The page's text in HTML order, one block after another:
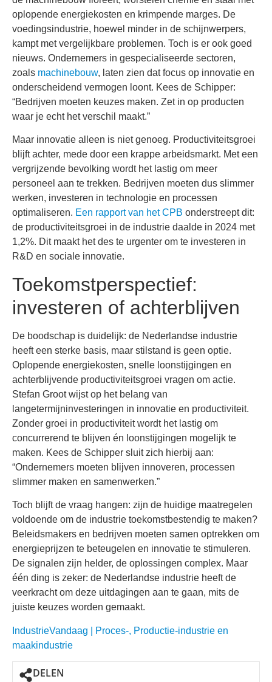
oplopende energiekosten en krimpende marges. De
voedingsindustrie, hoewel minder in de schijnwerpers,
kampt met vergelijkbare problemen. Toch is er ook goed
nieuws. Ondernemers in gespecialiseerde sectoren,
zoals machinebouw, laten zien dat focus op innovatie en
onderscheidend vermogen loont. Kees de Schipper:
“Bedrijven moeten keuzes maken. Zet in op producten
waar je echt het verschil maakt.”
Maar innovatie alleen is niet genoeg. Productiviteitsgroei
blijft achter, mede door een krappe arbeidsmarkt. Met een
vergrijzende bevolking wordt het lastig om meer
personeel aan te trekken. Bedrijven moeten dus slimmer
werken, investeren in technologie en processen
optimaliseren. Een rapport van het CPB onderstreept dit:
de productiviteitsgroei in de industrie daalde in 2024 met
1,2%. Dit maakt het des te urgenter om te investeren in
R&D en sociale innovatie.
Toekomstperspectief:
investeren of achterblijven
De boodschap is duidelijk: de Nederlandse industrie
heeft een sterke basis, maar stilstand is geen optie.
Oplopende energiekosten, snelle loonstijgingen en
achterblijvende productiviteitsgroei vragen om actie.
Stefan Groot wijst op het belang van
langetermijninvesteringen in innovatie en productiviteit.
Zonder groei in productiviteit wordt het lastig om
concurrerend te blijven én loonstijgingen mogelijk te
maken. Kees de Schipper sluit zich hierbij aan:
“Ondernemers moeten blijven innoveren, processen
slimmer maken en samenwerken.”
Toch blijft de vraag hangen: zijn de huidige maatregelen
voldoende om de industrie toekomstbestendig te maken?
Beleidsmakers en bedrijven moeten samen optrekken om
energieprijzen te beteugelen en innovatie te stimuleren.
De signalen zijn helder, de oplossingen complex. Maar
één ding is zeker: de Nederlandse industrie heeft de
veerkracht om deze uitdagingen aan te gaan, mits de
juiste keuzes worden gemaakt.
IndustrieVandaag | Proces-, Productie-industrie en
maakindustrie
DELEN